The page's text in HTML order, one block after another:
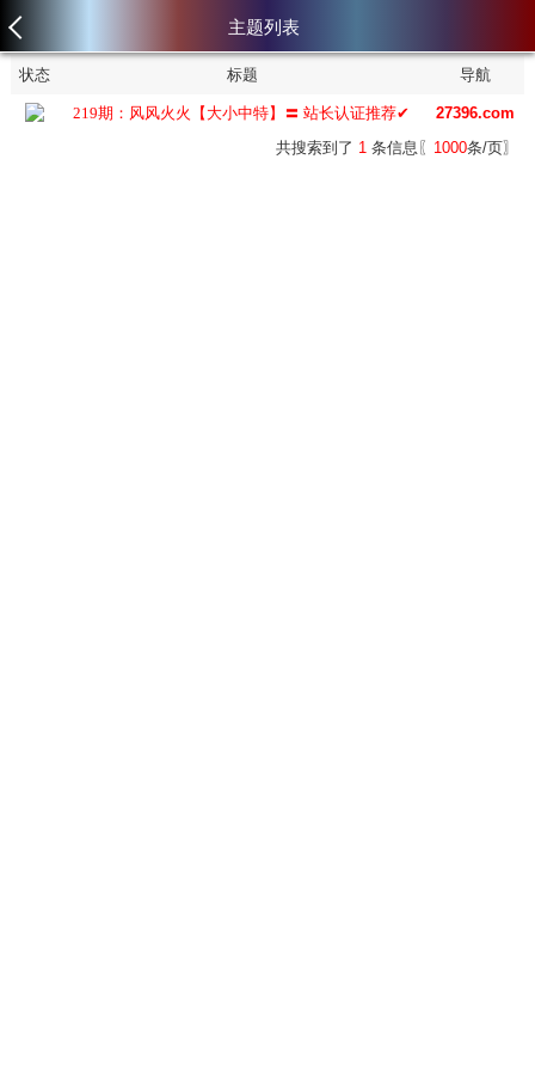
主题列表
状态 标题 导航
219期：风风火火【大小中特】〓 站长认证推荐✔
27396.com
共搜索到了 1 条信息〖 1000条/页〗